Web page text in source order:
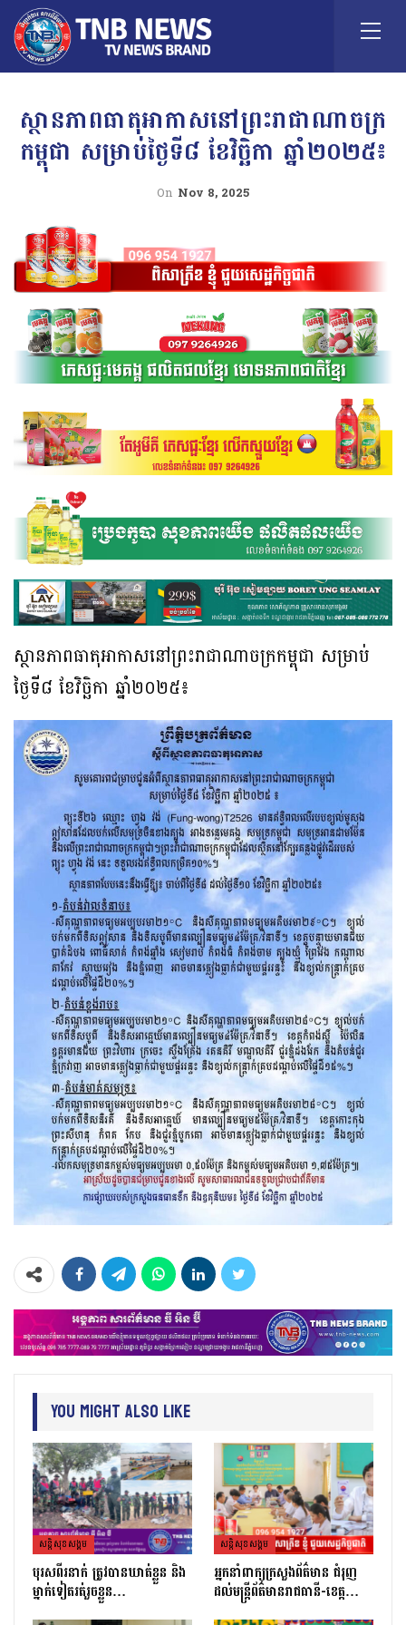
ស្ថានភាពធាតុអាកាសនៅព្រះរាជាណាចក្រ
កម្ពុជា សម្រាប់ថ្ងៃទី៨ ខែវិច្ឆិកា ឆ្នាំ២០២៥៖
On Nov 8, 2025
ស្ថានភាពធាតុអាកាសនៅព្រះរាជាណាចក្រកម្ពុជា សម្រាប់
ថ្ងៃទី៨ ខែវិច្ឆិកា ឆ្នាំ២០២៥៖
You Might Also Like
សន្តិសុខសង្គម
បុរសពីរនាក់ ត្រូវបានឃាត់ខ្លួន និង
ម្នាក់ទៀតរត់រួចខ្លួន…
សន្តិសុខសង្គម
អ្នកនាំពាក្យក្រសួងព័ត៌មាន ជំរុញ
ដល់មន្ត្រីព័ត៌មានរាជធានី-ខេត្ត…